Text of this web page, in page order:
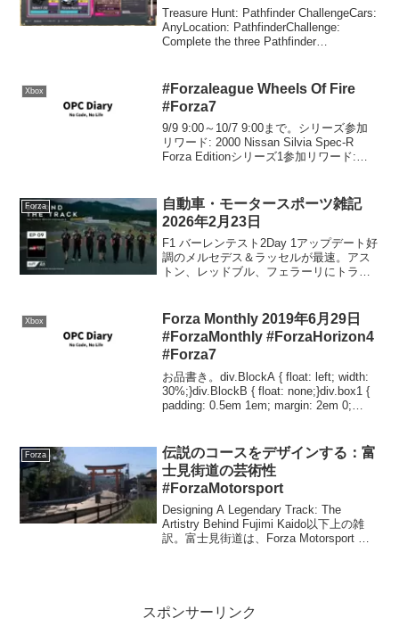
Treasure Hunt: Pathfinder ChallengeCars:
AnyLocation: PathfinderChallenge:
Complete the three Pathfinder
Xbox
#Forzaleague Wheels Of Fire
#Forza7
9/9 9:00～10/7 9:00まで。シリーズ参加
リワード: 2000 Nissan Silvia Spec-R
Forza Editionシリーズ1参加リワード:
Forza
自動車・モータースポーツ雑記
2026年2月23日
F1 バーレンテスト2Day 1アップデート好
調のメルセデス＆ラッセルが最速。アス
トン、レッドブル、フェラーリにトラブ
年F1第2回バーレー...
Xbox
Forza Monthly 2019年6月29日
#ForzaMonthly #ForzaHorizon4
#Forza7
お品書き。div.BlockA { float: left; width:
30%;}div.BlockB { float: none;}div.box1 {
padding: 0.5em 1em; margin: 2em 0;
Forza
伝説のコースをデザインする：富
士見街道の芸術性
#ForzaMotorsport
Designing A Legendary Track: The
Artistry Behind Fujimi Kaido以下上の雑
訳。富士見街道は、Forza Motorsport コ
スポンサーリンク